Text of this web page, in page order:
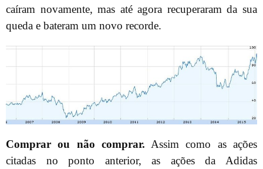
caíram novamente, mas até agora recuperaram da sua
queda e bateram um novo recorde.
Comprar ou não comprar. Assim como as ações
citadas no ponto anterior, as ações da Adidas